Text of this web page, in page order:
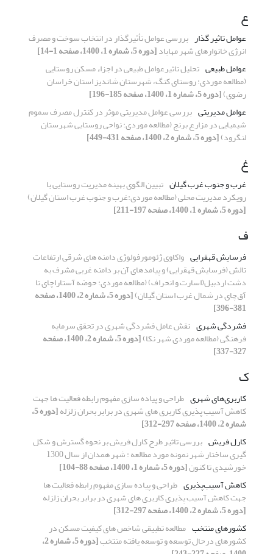
ع
عوامل تاثیر گذار بررسی عوامل تأثیرگذار در انتخاب سوخت و مصرف
انرژی خانوارهای شهر مهاباد[دوره 5، شماره 1، 1400، صفحه 1-14]
عوامل طبیعی تحلیل تاثیرعوامل طبیعی در اجزاء مسکن روستایی
(مطالعه موردی: روستای کنگ، شهرستان شاندیز استان خراسان
رضوی)[دوره 5، شماره 1، 1400، صفحه 185-196]
عوامل مدیریتی بررسی عوامل مدیریتی موثر در کنترل مصرف سموم
شیمیایی در مزارع برنج (مطالعه موردی: نواحی روستایی شهرستان
لنگرود)[دوره 5، شماره 2، 1400، صفحه 431-449]
غ
غرب و جنوب غرب گیلان تبیین الگوی بهینه مدیریت روستایی با
رویکرد مدیریت محلی (مطالعه موردی:غرب و جنوب غرب استان گیلان)
[دوره 5، شماره 1، 1400، صفحه 197-211]
ف
فرسایش قهقرایی واکاوی ژئومورفولوژی دامنه های شرقی ارتفاعات
تالش (فرسایش قهقرایی) و پیامدهای آن بر دامنه غربی مشرف به
دشت اردبیل(اسارت و انحراف) (مطالعه موردی: حوضه آستاراچای تا
آق‌چای در شمال غرب استان گیلان) [دوره 5، شماره 2، 1400، صفحه
381-396]
فشردگی شهری نقش عامل فشردگی شهری در تحقق سرمایه
فرهنگی (مطالعه موردی شهر نکا) [دوره 5، شماره 2، 1400، صفحه
327-337]
ک
کاربری‌های شهری طراحی و پیاده سازی مفهوم رابطه فعالیت ها جهت
کاهش آسیب پذیری کاربری های شهری در برابر بحران زلزله [دوره 5،
شماره 2، 1400، صفحه 297-312]
کارل فریش بررسی تاثیر طرح کارل فریش بر نحوه گسترش و شکل
گیری ساختار شهر نمونه مورد مطالعه : شهر همدان از سال 1300
خورشیدی تا کنون[دوره 5، شماره 1، 1400، صفحه 88-104]
کاهش آسیب‌پذیری طراحی و پیاده سازی مفهوم رابطه فعالیت ها
جهت کاهش آسیب پذیری کاربری های شهری در برابر بحران زلزله
[دوره 5، شماره 2، 1400، صفحه 297-312]
کشورهای منتخب مطالعه تطبیقی شاخص های کیفیت مسکن در
کشورهای درحال توسعه و توسعه یافته منتخب [دوره 5، شماره 2،